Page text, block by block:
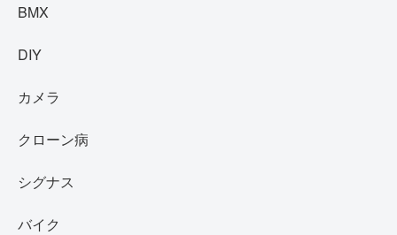
BMX
DIY
カメラ
クローン病
シグナス
バイク